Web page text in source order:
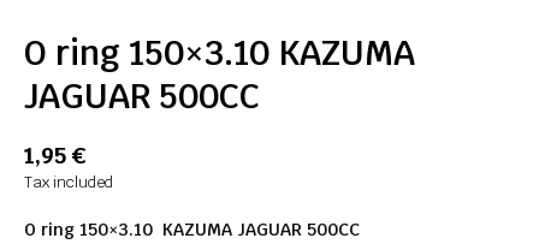
O ring 150×3.10 KAZUMA
JAGUAR 500CC
1,95 €
Tax included
O ring 150×3.10 KAZUMA JAGUAR 500CC